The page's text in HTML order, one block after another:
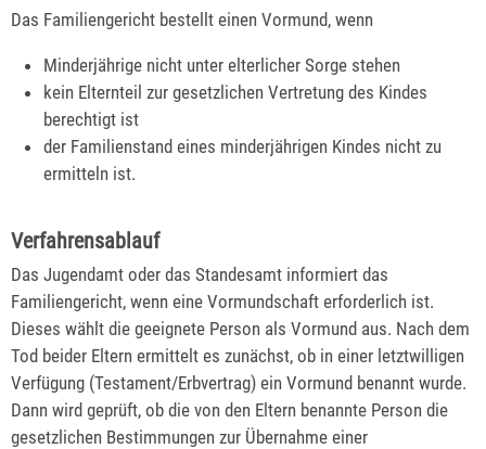
Das Familiengericht bestellt einen Vormund, wenn
Minderjährige nicht unter elterlicher Sorge stehen
kein Elternteil zur gesetzlichen Vertretung des Kindes
berechtigt ist
der Familienstand eines minderjährigen Kindes nicht zu
ermitteln ist.
Verfahrensablauf
Das Jugendamt oder das Standesamt informiert das
Familiengericht, wenn eine Vormundschaft erforderlich ist.
Dieses wählt die geeignete Person als Vormund aus. Nach dem
Tod beider Eltern ermittelt es zunächst, ob in einer letztwilligen
Verfügung (Testament/Erbvertrag) ein Vormund benannt wurde.
Dann wird geprüft, ob die von den Eltern benannte Person die
gesetzlichen Bestimmungen zur Übernahme einer